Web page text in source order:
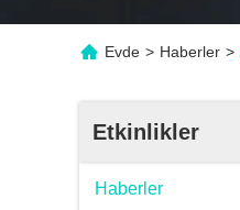
Evde > Haberler >
Etkinlikler
Haberler